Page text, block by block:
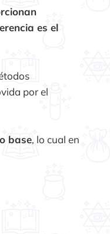
es el
por el
base, lo cual en